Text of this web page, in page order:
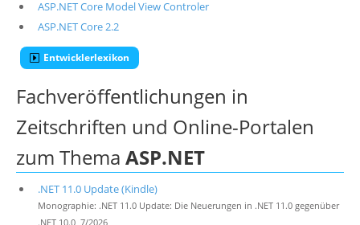
ASP.NET Core Model View Controler
ASP.NET Core 2.2
Entwicklerlexikon
Fachveröffentlichungen in
Zeitschriften und Online-Portalen
zum Thema ASP.NET
.NET 11.0 Update (Kindle)
Monographie: .NET 11.0 Update: Die Neuerungen in .NET 11.0 gegenüber
.NET 10.0, 7/2026